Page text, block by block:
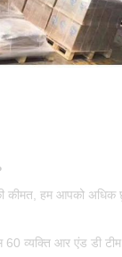
की कीमत, हम आपको
60 व्यक्ति आर एंड डी